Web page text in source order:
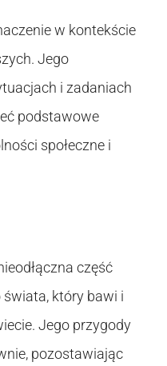
w kontekście
Jego
i zadaniach
podstawowe
społeczne i
część
który bawi i
Jego przygody
pozostawiając